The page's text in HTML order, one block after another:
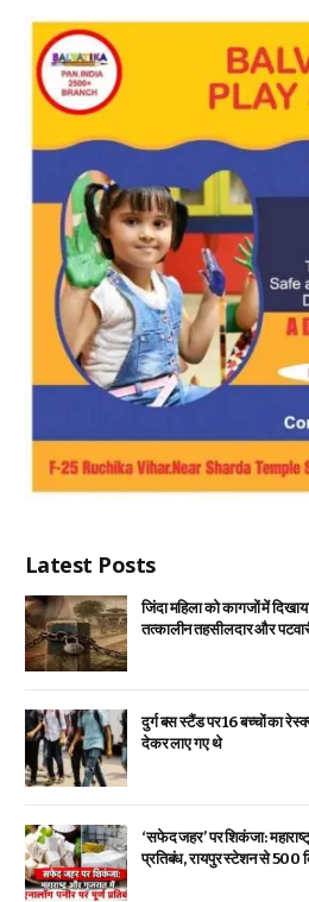
Latest Posts
जिंदा महिला को कागजों में
तत्कालीन तहसीलदार और
दुर्ग बस स्टैंड पर 16 बच्चों का
देकर लाए गए थे
‘सफेद जहर’ पर शिकंजा:
प्रतिबंध, रायपुर स्टेशन से 500